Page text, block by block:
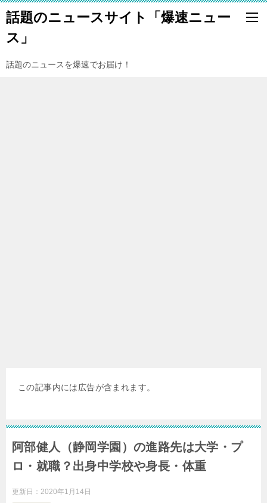
話題のニュースサイト「爆速ニュー
ス」
話題のニュースを爆速でお届け！
この記事内には広告が含まれます。
阿部健人（静岡学園）の進路先は大学・プ
ロ・就職？出身中学校や身長・体重
更新日： 2020年1月14日